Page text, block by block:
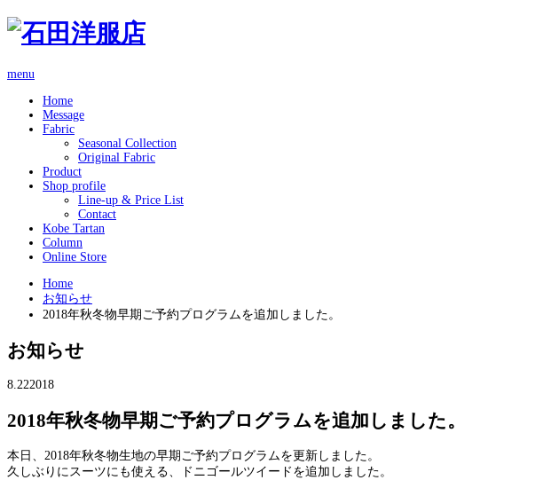
menu
Home
Message
Fabric
Seasonal Collection
Original Fabric
Product
Shop profile
Line-up & Price List
Contact
Kobe Tartan
Column
Online Store
Home
お知らせ
2018年秋冬物早期ご予約プログラムを追加しました。
お知らせ
8.222018
2018年秋冬物早期ご予約プログラムを追加しました。
本日、2018年秋冬物生地の早期ご予約プログラムを更新しました。
久しぶりにスーツにも使える、ドニゴールツイードを追加しました。